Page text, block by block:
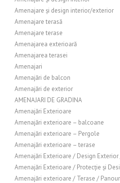
Amenajare și design interior/exterior
Amenajare terasă
Amenajare terase
Amenajarea exterioară
Amenajarea terasei
Amenajari
Amenajări de balcon
Amenajări de exterior
AMENAJARI DE GRADINA
Amenajări Exterioare
Amenajări exterioare – balcoane
Amenajări exterioare – Pergole
Amenajări exterioare – terase
Amenajări Exterioare / Design
Amenajări Exterioare / Protecție și
Amenajări exterioare / Terase /